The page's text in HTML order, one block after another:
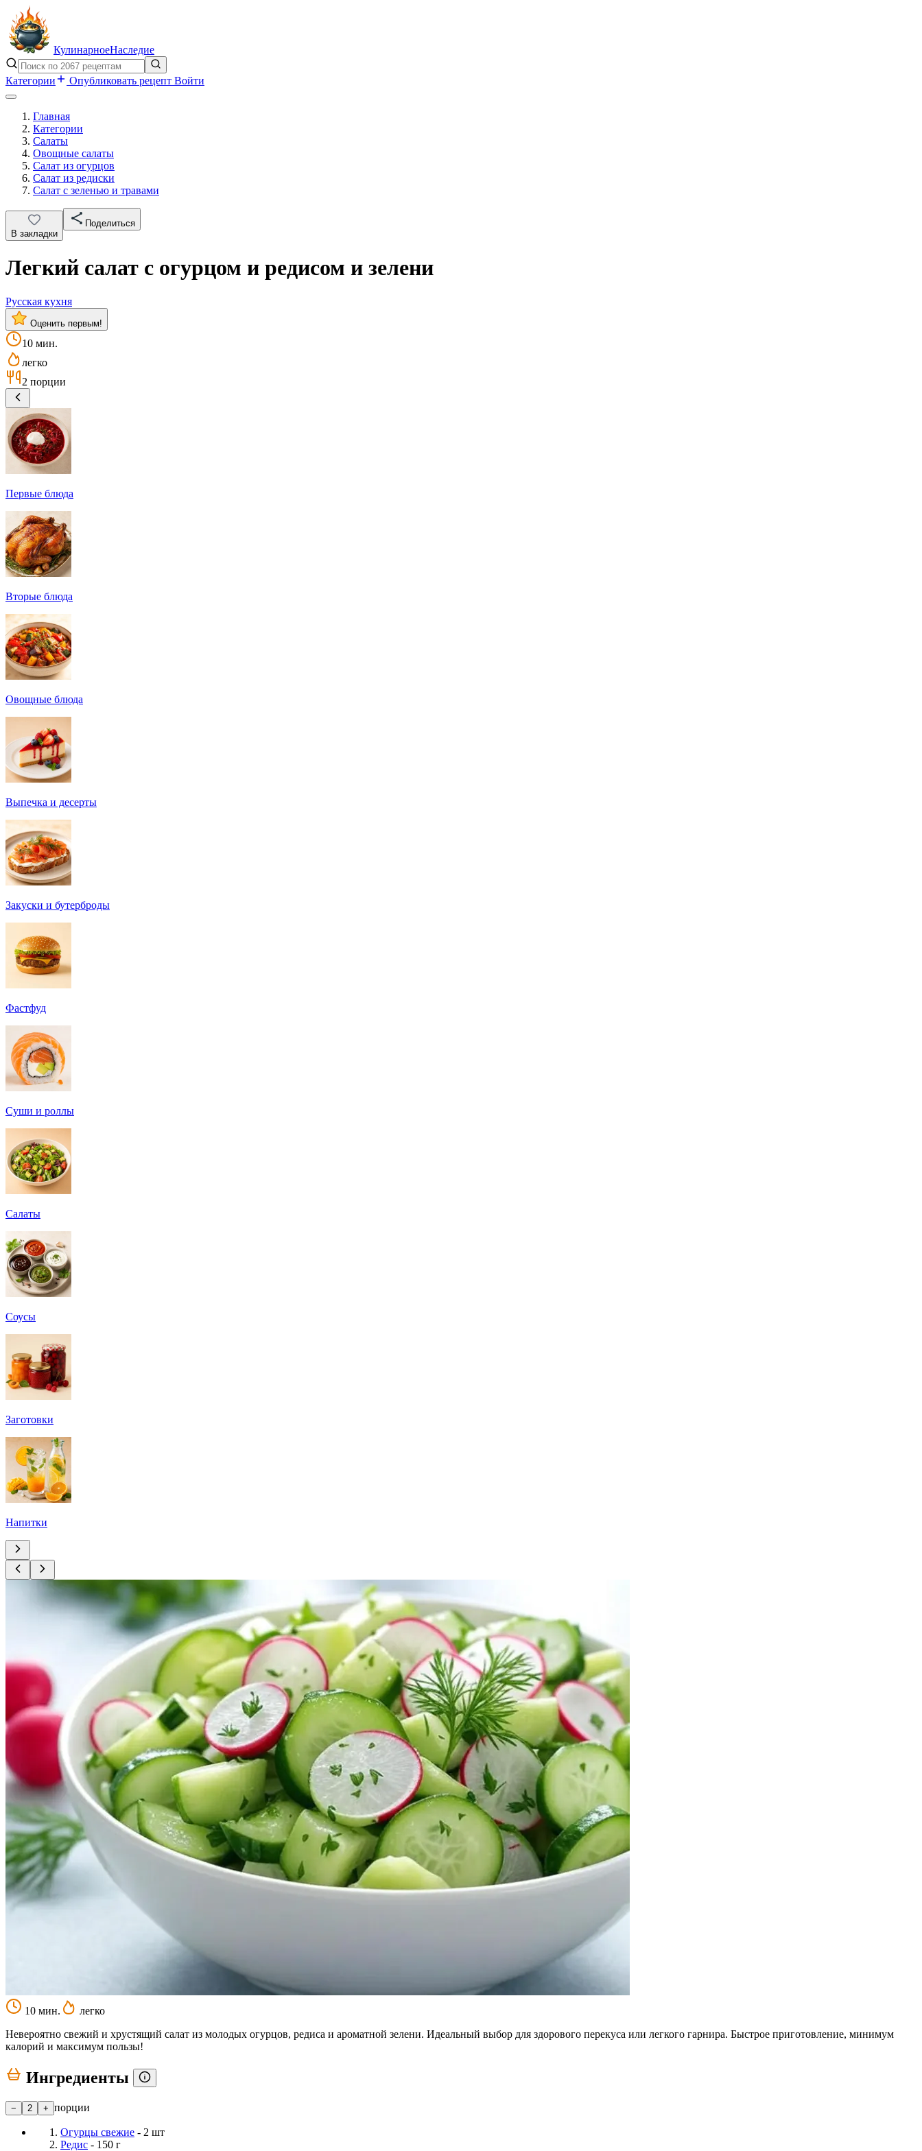
КулинарноеНаследие
Категории Опубликовать рецепт Войти
Главная
Категории
Салаты
Овощные салаты
Салат из огурцов
Салат из редиски
Салат с зеленью и травами
В закладки
Поделиться
Легкий салат с огурцом и редисом и зелени
Русская кухня
Оценить первым!
10 мин.
легко
2 порции
Первые блюда
Вторые блюда
Овощные блюда
Выпечка и десерты
Закуски и бутерброды
Фастфуд
Суши и роллы
Салаты
Соусы
Заготовки
Напитки
10 мин.
легко
Невероятно свежий и хрустящий салат из молодых огурцов, редиса и ароматной зелени. Идеальный выбор для здорового перекуса или легкого гарнира. Быстрое приготовление, минимум
калорий и максимум пользы!
Ингредиенты
− 2 + порции
Огурцы свежие - 2 шт
Редис - 150 г